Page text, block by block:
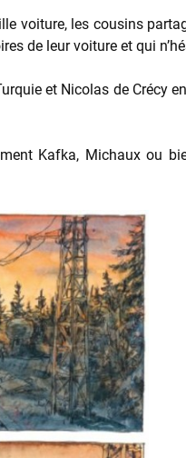
voiture, les cousins
de leur voiture et qui
et Nicolas de Crécy
Kafka, Michaux ou